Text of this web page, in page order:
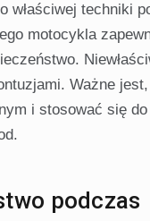
właściwej techniki
motocykla
Ważne
i stosować się do
podczas